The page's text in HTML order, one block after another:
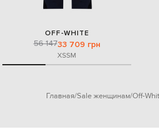
OFF-WHITE
56 14733 709 грн
XSSM
Главная Sale женщинам Off-